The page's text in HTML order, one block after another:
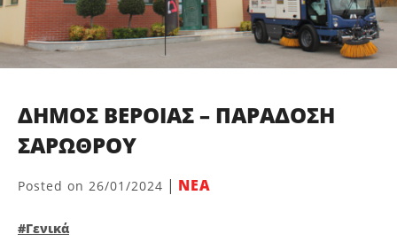
ΔΗΜΟΣ ΒΕΡΟΙΑΣ – ΠΑΡΑΔΟΣΗ
ΣΑΡΩΘΡΟΥ
Posted on 26/01/2024 | ΝΕΑ
#Γενικά